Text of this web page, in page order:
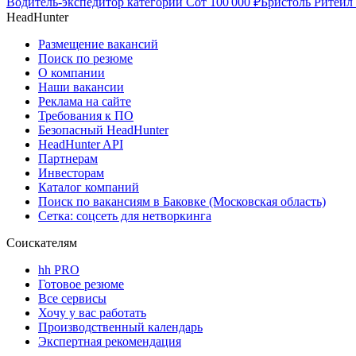
HeadHunter
Размещение вакансий
Поиск по резюме
О компании
Наши вакансии
Реклама на сайте
Требования к ПО
Безопасный HeadHunter
HeadHunter API
Партнерам
Инвесторам
Каталог компаний
Поиск по вакансиям в Баковке (Московская область)
Сетка: соцсеть для нетворкинга
Соискателям
hh PRO
Готовое резюме
Все сервисы
Хочу у вас работать
Производственный календарь
Экспертная рекомендация